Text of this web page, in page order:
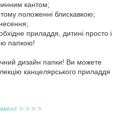
кантом;
положенні блискавкою;
приладдя, дитині просто і
папкою!
дизайн папки! Ви можете
канцелярського приладдя
> > > >